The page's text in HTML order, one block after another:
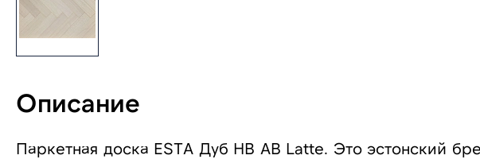
Описание
Паркетная доска ESTA Дуб HB AB Latte. Это эстонский